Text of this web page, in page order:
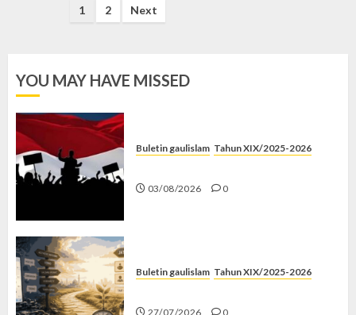
1 2 Next
YOU MAY HAVE MISSED
Buletin gaulislam Tahun XIX/2025-2026
03/08/2026 0
Buletin gaulislam Tahun XIX/2025-2026
27/07/2026 0